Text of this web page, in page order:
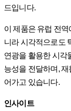
드입니다.
이 제품은 유럽 전
니라 시각적으로도
연광을 활용한 시각
능성을 전달하며, 재
어가고 있습니다.
인사이트